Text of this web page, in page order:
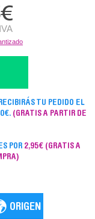
€
TU PEDIDO EL
(GRATIS A PARTIR DE
POR 2,95€ (GRATIS A